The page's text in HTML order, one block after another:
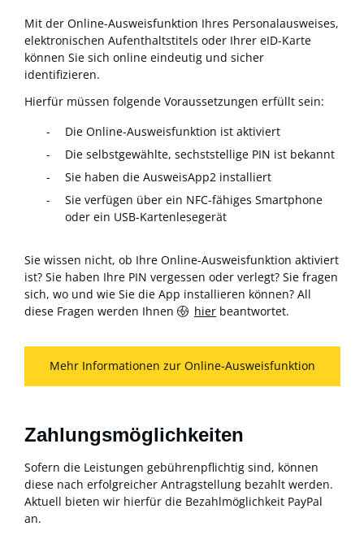
Mit der Online-Ausweisfunktion Ihres Personalausweises,
elektronischen Aufenthaltstitels oder Ihrer eID-Karte
können Sie sich online eindeutig und sicher
identifizieren.
Hierfür müssen folgende Voraussetzungen erfüllt sein:
Die Online-Ausweisfunktion ist aktiviert
Die selbstgewählte, sechststellige PIN ist bekannt
Sie haben die AusweisApp2 installiert
Sie verfügen über ein NFC-fähiges Smartphone
oder ein USB-Kartenlesegerät
Sie wissen nicht, ob Ihre Online-Ausweisfunktion aktiviert
ist? Sie haben Ihre PIN vergessen oder verlegt? Sie fragen
sich, wo und wie Sie die App installieren können? All
diese Fragen werden Ihnen
hier beantwortet.
Mehr Informationen zur Online-Ausweisfunktion
Zahlungsmöglichkeiten
Sofern die Leistungen gebührenpflichtig sind, können
diese nach erfolgreicher Antragstellung bezahlt werden.
Aktuell bieten wir hierfür die Bezahlmöglichkeit PayPal
an.